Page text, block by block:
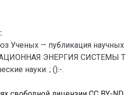
Ученых — публикация
ЭНЕРГИЯ СИСТЕМЫ
науки. ; ():-.